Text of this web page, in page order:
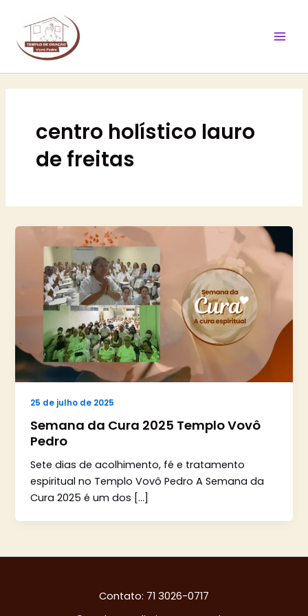
conteúdo
centro holístico lauro
de freitas
25 de julho de 2025
Semana da Cura 2025 Templo Vovô
Pedro
Sete dias de acolhimento, fé e tratamento
espiritual no Templo Vovô Pedro A Semana da
Cura 2025 é um dos […]
Contato: 71 3026-0717